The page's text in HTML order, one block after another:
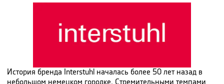
История бренда Interstuhl началась более 50 лет назад в
небольшом немецком городке. Стремительными темпами